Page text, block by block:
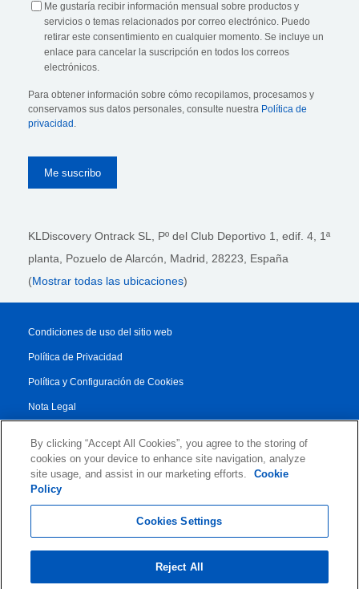
Me gustaría recibir información mensual sobre productos y
servicios o temas relacionados por correo electrónico. Puedo
retirar este consentimiento en cualquier momento. Se incluye un
enlace para cancelar la suscripción en todos los correos
electrónicos.
Para obtener información sobre cómo recopilamos, procesamos y
conservamos sus datos personales, consulte nuestra Política de
privacidad .
KLDiscovery Ontrack SL, Pº del Club Deportivo 1, edif. 4, 1ª
planta, Pozuelo de Alarcón, Madrid, 28223 , España
(Mostrar todas las ubicaciones)
Condiciones de uso del sitio web
Política de Privacidad
Política y Configuración de Cookies
Nota Legal
Condiciones Generales
Authorised Partner Agreement
By clicking “Accept All Cookies”, you agree to the storing of
cookies on your device to enhance site navigation, analyze
site usage, and assist in our marketing efforts.
Cookie
Policy
Cookies Settings
Reject All